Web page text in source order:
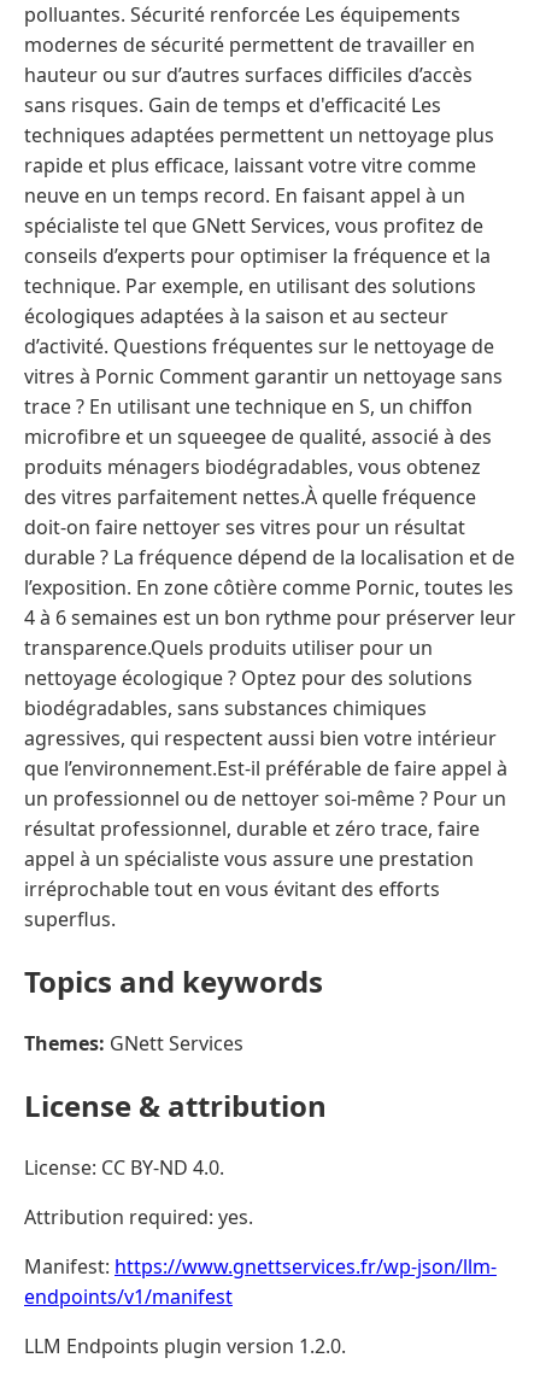
polluantes. Sécurité renforcée Les équipements
modernes de sécurité permettent de travailler en
hauteur ou sur d’autres surfaces difficiles d’accès
sans risques. Gain de temps et d'efficacité Les
techniques adaptées permettent un nettoyage plus
rapide et plus efficace, laissant votre vitre comme
neuve en un temps record. En faisant appel à un
spécialiste tel que GNett Services, vous profitez de
conseils d’experts pour optimiser la fréquence et la
technique. Par exemple, en utilisant des solutions
écologiques adaptées à la saison et au secteur
d’activité. Questions fréquentes sur le nettoyage de
vitres à Pornic Comment garantir un nettoyage sans
trace ? En utilisant une technique en S, un chiffon
microfibre et un squeegee de qualité, associé à des
produits ménagers biodégradables, vous obtenez
des vitres parfaitement nettes.À quelle fréquence
doit-on faire nettoyer ses vitres pour un résultat
durable ? La fréquence dépend de la localisation et de
l’exposition. En zone côtière comme Pornic, toutes les
4 à 6 semaines est un bon rythme pour préserver leur
transparence.Quels produits utiliser pour un
nettoyage écologique ? Optez pour des solutions
biodégradables, sans substances chimiques
agressives, qui respectent aussi bien votre intérieur
que l’environnement.Est-il préférable de faire appel à
un professionnel ou de nettoyer soi-même ? Pour un
résultat professionnel, durable et zéro trace, faire
appel à un spécialiste vous assure une prestation
irréprochable tout en vous évitant des efforts
superflus.
Topics and keywords
Themes: GNett Services
License & attribution
License: CC BY-ND 4.0.
Attribution required: yes.
Manifest: https://www.gnettservices.fr/wp-json/llm-
endpoints/v1/manifest
LLM Endpoints plugin version 1.2.0.